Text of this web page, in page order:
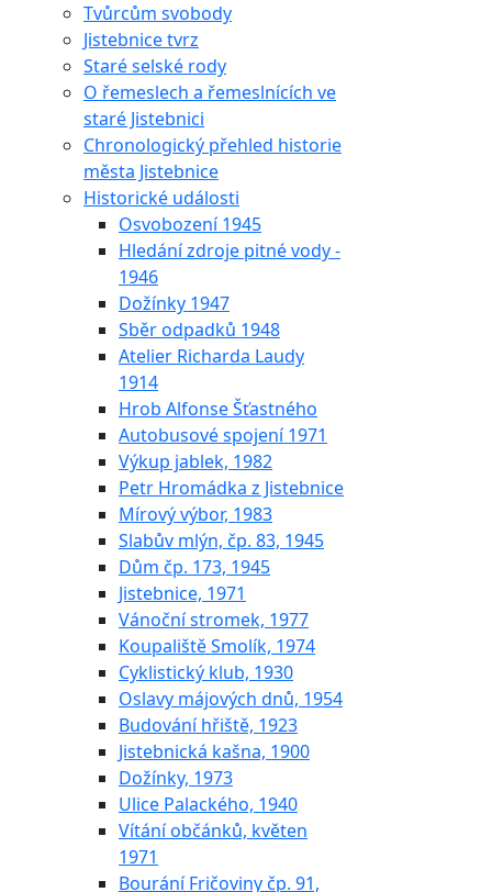
Tvůrcům svobody
Jistebnice tvrz
Staré selské rody
O řemeslech a řemeslnících ve
staré Jistebnici
Chronologický přehled historie
města Jistebnice
Historické události
Osvobození 1945
Hledání zdroje pitné vody -
1946
Dožínky 1947
Sběr odpadků 1948
Atelier Richarda Laudy
1914
Hrob Alfonse Šťastného
Autobusové spojení 1971
Výkup jablek, 1982
Petr Hromádka z Jistebnice
Mírový výbor, 1983
Slabův mlýn, čp. 83, 1945
Dům čp. 173, 1945
Jistebnice, 1971
Vánoční stromek, 1977
Koupaliště Smolík, 1974
Cyklistický klub, 1930
Oslavy májových dnů, 1954
Budování hřiště, 1923
Jistebnická kašna, 1900
Dožínky, 1973
Ulice Palackého, 1940
Vítání občánků, květen
1971
Bourání Fričoviny čp. 91,